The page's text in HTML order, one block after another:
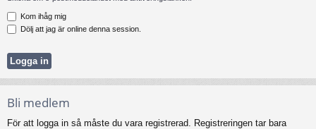
Kom ihåg mig
Dölj att jag är online denna session.
Bli medlem
För att logga in så måste du vara registrerad. Registreringen tar bara